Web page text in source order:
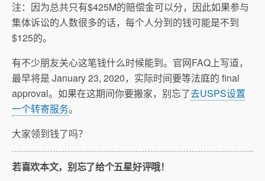
注：因为总共只有$425M的赔偿金可以分，因此如果参与
集体诉讼的人数很多的话，每个人分到的钱可能是不到
$125的。
有不少朋友关心这笔钱什么时候能到。官网FAQ上写道，
最早将是 January 23, 2020，实际时间要等法庭的 final
approval。如果在这期间你要搬家，别忘了去USPS设置
一个转寄服务。
大家领到钱了吗？
若喜欢本文，别忘了给个五星好评哦！